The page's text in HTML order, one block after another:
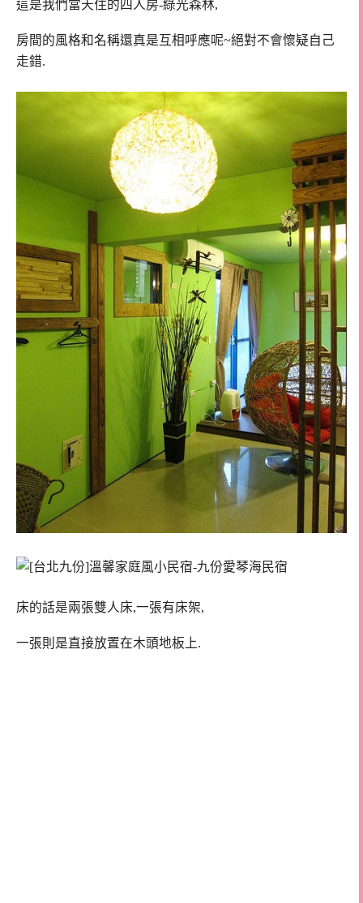
這是我們當天住的四人房-綠光森林,
房間的風格和名稱還真是互相呼應呢~絕對不會懷疑自己
走錯.
床的話是兩張雙人床,一張有床架,
一張則是直接放置在木頭地板上.